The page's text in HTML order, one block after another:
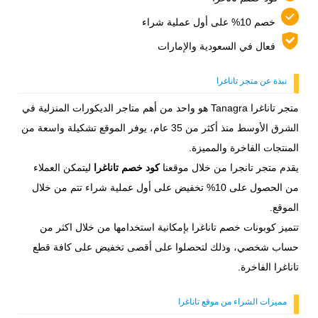
خصم 10% على أول عملية شراء
فعال في السعودية والإمارات
نبذة عن متجر تاناغرا
متجر تاناغرا Tanagra هو واحد من أهم متاجر الديكورات المنزلية في
الشرق الأوسط منذ أكثر من 35 عام، يوفر الموقع تشكيلة واسعة من
المنتجات الفاخرة والمميزة.
يقدم متجر تانجرا من خلال موقعناكود خصم تاناغرا
ليتمكن العملاء
من الحصول على 10% تخفيض على أول عملية شراء تتم من خلال
الموقع.
تتميز كوبونات خصم تاناغرا بإمكانية استخدامها من خلال اكثر من
حساب شخصي، وذلك لتحصلوا على أقصى تخفيض على كافة قطع
تاناغرا الفاخرة.
مميزات الشراء من موقع تاناغرا